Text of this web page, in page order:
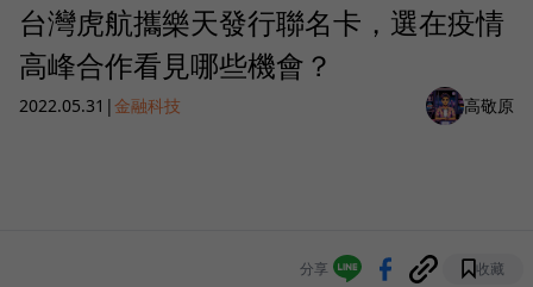
台灣虎航攜樂天發行聯名卡，選在疫情
高峰合作看見哪些機會？
2022.05.31 |金融科技 高敬原
分享 收藏